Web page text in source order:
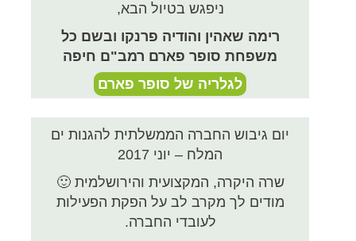
ניפגש בטיול הבא,
רימה שאהין והודיה פרנקו ובשם כל
משפחת סופר פארם רמב"ם חיפה
לגלריה של סופר פארם
יום גיבוש החברה הממשלתית להגנות ים
המלח – יוני 2017
שרה היקרה, המקצועית והירושלמית 🙂
מודים לך מקרב לב על הפקת הפעילות
לעובדי החברה.